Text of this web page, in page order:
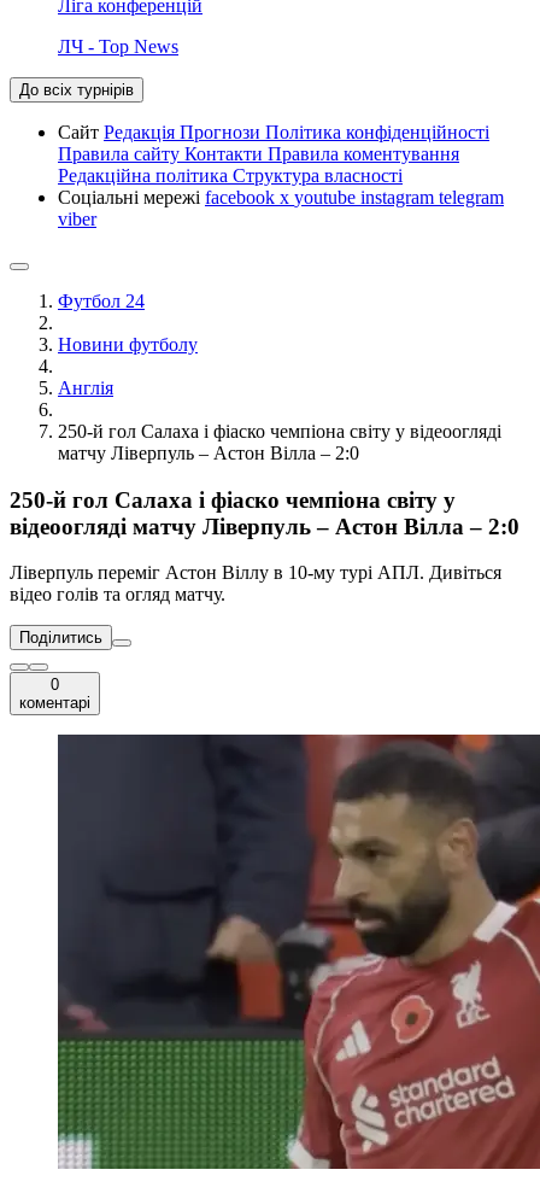
Ліга конференцій
ЛЧ - Top News
До всіх турнірів
Сайт Редакція Прогнози Політика конфіденційності
Правила сайту Контакти Правила коментування
Редакційна політика Структура власності
Соціальні мережі facebook x youtube instagram telegram
viber
Футбол 24
Новини футболу
Англія
250-й гол Салаха і фіаско чемпіона світу у відеоогляді
матчу Ліверпуль – Астон Вілла – 2:0
250-й гол Салаха і фіаско чемпіона світу у
відеоогляді матчу Ліверпуль – Астон Вілла – 2:0
Ліверпуль переміг Астон Віллу в 10-му турі АПЛ. Дивіться
відео голів та огляд матчу.
Поділитись
0
коментарі